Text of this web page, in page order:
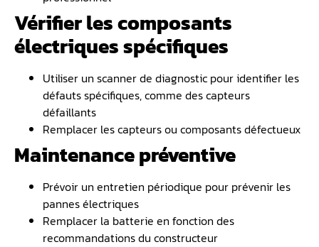
Vérifier les composants
électriques spécifiques
Utiliser un scanner de diagnostic pour identifier les
défauts spécifiques, comme des capteurs
défaillants
Remplacer les capteurs ou composants défectueux
Maintenance préventive
Prévoir un entretien périodique pour prévenir les
pannes électriques
Remplacer la batterie en fonction des
recommandations du constructeur